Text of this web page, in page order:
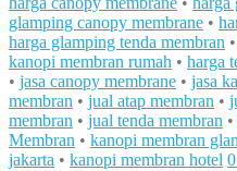
glamping canopy membrane •
harga glamping tenda membran •
kanopi membran rumah • harga
• jasa canopy membrane • jasa
membran • jual atap membran •
membran • jual tenda membran •
Membran • kanopi membran
jakarta • kanopi membran hotel